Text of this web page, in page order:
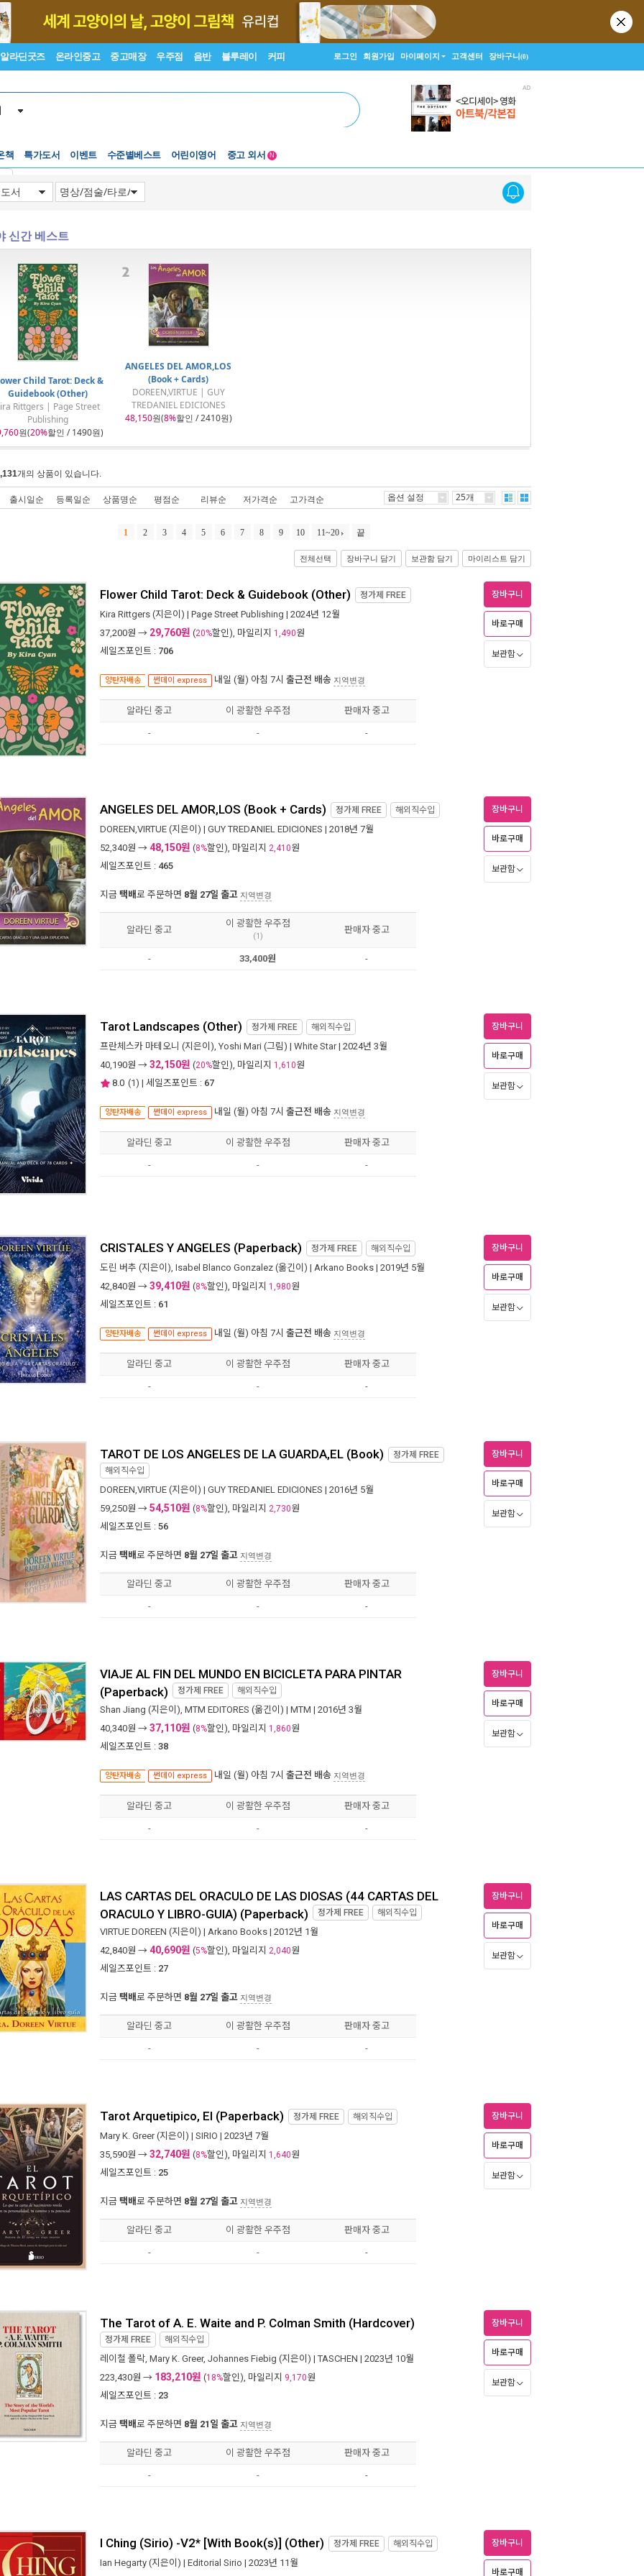
알라딘굿즈 온라인중고 중고매장 우주점 음반 블루레이 커피 로그인 회원가입 마이페이지 고객센터 장바구니(0)
책 특가도서 이벤트
Lexile®
어린이영어
5백원부터
N
신간 베스트
Child Tarot: Deck &
Guidebook (Other)
Rittgers | Page Street
Publishing
원(20%할인 / 1490원)
ANGELES DEL AMOR,LOS
(Book + Cards)
DOREEN,VIRTUE | GUY
TREDANIEL EDICIONES
48,150원(8%할인 / 2410원)
개의 상품이 있습니다.
출시일순 등록일순 상품명순 평점순 리뷰순 저가격순 고가격순 옵션 설정 25개
1 2 3 4 5 6 7 8 9 10 11~20 끝
전체선택 장바구니 담기 보관함 담기 마이리스트 담기
Flower Child Tarot: Deck & Guidebook (Other) 정가제 FREE
Kira Rittgers (지은이) | Page Street Publishing | 2024년 12월
37,200원 → 29,760원 (20%할인), 마일리지 1,490원
세일즈포인트 : 706
양탄자배송 썬데이 express 내일 (월) 아침 7시 출근전 배송 지역변경
장바구니
바로구매
보관함
알라딘 중고 이 광활한 우주점 판매자 중고
- - -
ANGELES DEL AMOR,LOS (Book + Cards) 정가제 FREE 해외직수입
DOREEN,VIRTUE (지은이) | GUY TREDANIEL EDICIONES | 2018년 7월
52,340원 → 48,150원 (8%할인), 마일리지 2,410원
세일즈포인트 : 465
지금 택배로 주문하면 8월 27일 출고 지역변경
장바구니
바로구매
보관함
알라딘 중고
이 광활한 우주점
(1)
판매자 중고
- 33,400원 -
Tarot Landscapes (Other) 정가제 FREE 해외직수입
프란체스카 마테오니 (지은이), Yoshi Mari (그림) | White Star| 2024년 3월
40,190원 → 32,150원 (20%할인), 마일리지 1,610원
8.0 (1) | 세일즈포인트 : 67
양탄자배송 썬데이 express 내일 (월) 아침 7시 출근전 배송 지역변경
장바구니
바로구매
보관함
알라딘 중고 이 광활한 우주점 판매자 중고
- - -
CRISTALES Y ANGELES (Paperback) 정가제 FREE 해외직수입
도린 버추 (지은이), Isabel Blanco Gonzalez (옮긴이) | Arkano Books | 2019년 5월
42,840원 → 39,410원 (8%할인), 마일리지 1,980원
세일즈포인트 : 61
양탄자배송 썬데이 express 내일 (월) 아침 7시 출근전 배송 지역변경
장바구니
바로구매
보관함
알라딘 중고 이 광활한 우주점 판매자 중고
- - -
TAROT DE LOS ANGELES DE LA GUARDA,EL (Book) 정가제 FREE
해외직수입
DOREEN,VIRTUE (지은이) | GUY TREDANIEL EDICIONES | 2016년 5월
59,250원 → 54,510원 (8%할인), 마일리지 2,730원
세일즈포인트 : 56
지금 택배로 주문하면 8월 27일 출고 지역변경
장바구니
바로구매
보관함
알라딘 중고 이 광활한 우주점 판매자 중고
- - -
VIAJE AL FIN DEL MUNDO EN BICICLETA PARA PINTAR
(Paperback) 정가제 FREE 해외직수입
Shan Jiang (지은이), MTM EDITORES (옮긴이) | MTM | 2016년 3월
40,340원 → 37,110원 (8%할인), 마일리지 1,860원
세일즈포인트 : 38
양탄자배송 썬데이 express 내일 (월) 아침 7시 출근전 배송 지역변경
장바구니
바로구매
보관함
알라딘 중고 이 광활한 우주점 판매자 중고
- - -
LAS CARTAS DEL ORACULO DE LAS DIOSAS (44 CARTAS DEL
ORACULO Y LIBRO-GUIA) (Paperback) 정가제 FREE 해외직수입
VIRTUE DOREEN (지은이) | Arkano Books | 2012년 1월
42,840원 → 40,690원 (5%할인), 마일리지 2,040원
세일즈포인트 : 27
지금 택배로 주문하면 8월 27일 출고 지역변경
장바구니
바로구매
보관함
알라딘 중고 이 광활한 우주점 판매자 중고
- - -
Tarot Arquetipico, El (Paperback) 정가제 FREE 해외직수입
Mary K. Greer(지은이) | SIRIO | 2023년 7월
35,590원 → 32,740원 (8%할인), 마일리지 1,640원
세일즈포인트 : 25
지금 택배로 주문하면 8월 27일 출고 지역변경
장바구니
바로구매
보관함
알라딘 중고 이 광활한 우주점 판매자 중고
- - -
The Tarot of A. E. Waite and P. Colman Smith (Hardcover)
정가제 FREE 해외직수입
레이철 폴락, Mary K. Greer, Johannes Fiebig (지은이) |TASCHEN | 2023년 10월
223,430원 → 183,210원 (18%할인), 마일리지 9,170원
세일즈포인트 : 23
지금 택배로 주문하면 8월 21일 출고 지역변경
장바구니
바로구매
보관함
알라딘 중고 이 광활한 우주점 판매자 중고
- - -
I Ching (Sirio) -V2* [With Book(s)] (Other) 정가제 FREE 해외직수입
Ian Hegarty (지은이) | Editorial Sirio | 2023년 11월
장바구니
바로구매